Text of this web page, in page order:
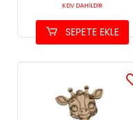
KDV DAHİLDİR
SEPETE EKLE